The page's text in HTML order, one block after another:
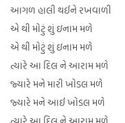
આગળ હાલી થઈને રખવાળી
એ થી મોટું શું ઇનામ મળે
એ થી મોટું શું ઇનામ મળે
ત્યારે આ દિલ ને આરામ મળે
જ્યારે મને મારી ખોડલ મળે
જ્યારે મને આઈ ખોડલ મળે